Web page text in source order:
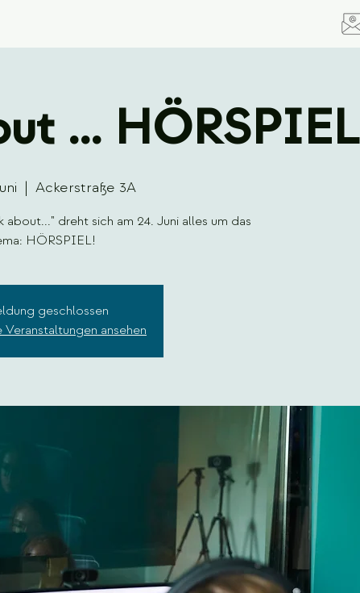
... HÖRSPIEL
Ackerstraße 3A
dreht sich am 24. Juni alles um das
HÖRSPIEL!
geschlossen
ansehen